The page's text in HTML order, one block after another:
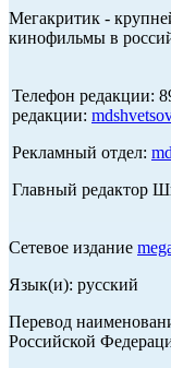
Мегакритик -
кинофильмы в
Телефон редакции:
редакции:
Рекламный отдел:
Главный редактор
Сетевое издание
Язык(и): русский
Перевод
Российской